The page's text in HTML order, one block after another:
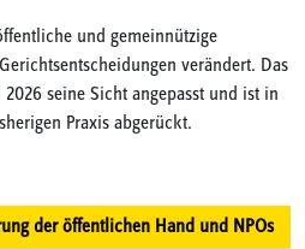
und gemeinnützige
verändert. Das
seine Sicht angepasst und ist in
Praxis abgerückt.
der öffentlichen Hand und NPOs